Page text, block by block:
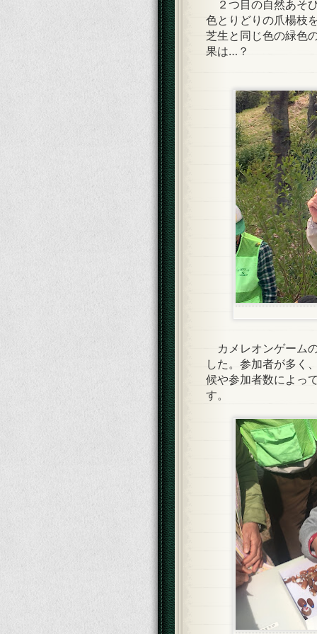
２つ目の自然あそ
色とりどりの爪楊枝
芝生と同じ色の緑色
果は…？
カメレオンゲーム
した。参加者が多く
候や参加者数によっ
す。